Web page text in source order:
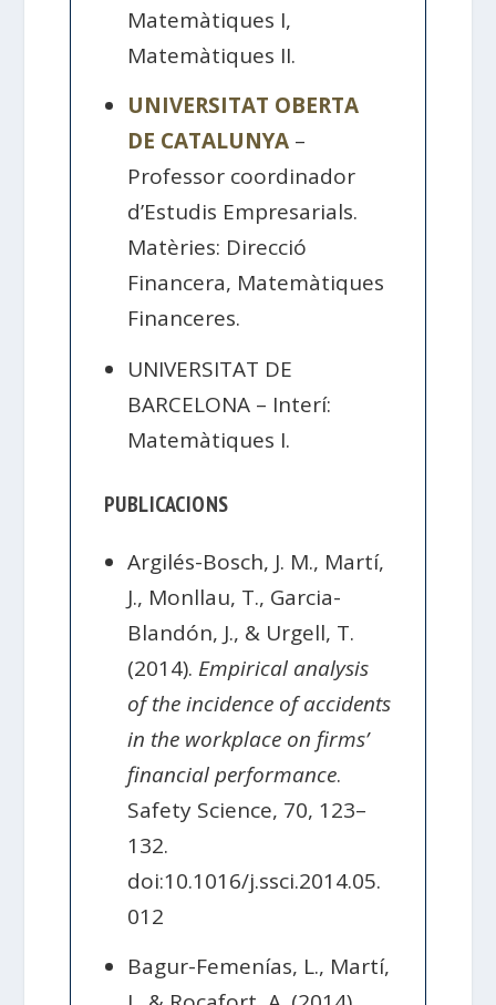
Matemàtiques I,
Matemàtiques II.
UNIVERSITAT OBERTA
DE CATALUNYA –
Professor coordinador
d’Estudis Empresarials.
Matèries: Direcció
Financera, Matemàtiques
Financeres.
UNIVERSITAT DE
BARCELONA – Interí:
Matemàtiques I.
PUBLICACIONS
Argilés-Bosch, J. M., Martí,
J., Monllau, T., Garcia-
Blandón, J., & Urgell, T.
(2014). Empirical analysis
of the incidence of accidents
in the workplace on firms’
financial performance.
Safety Science, 70, 123–
132.
doi:10.1016/j.ssci.2014.05.
012
Bagur-Femenías, L., Martí,